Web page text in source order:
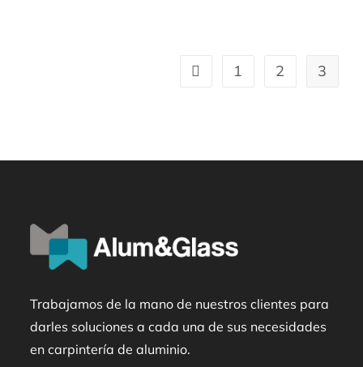
1 2 3
Trabajamos de la mano de nuestros clientes para
darles soluciones a cada una de sus necesidades
en carpintería de aluminio.